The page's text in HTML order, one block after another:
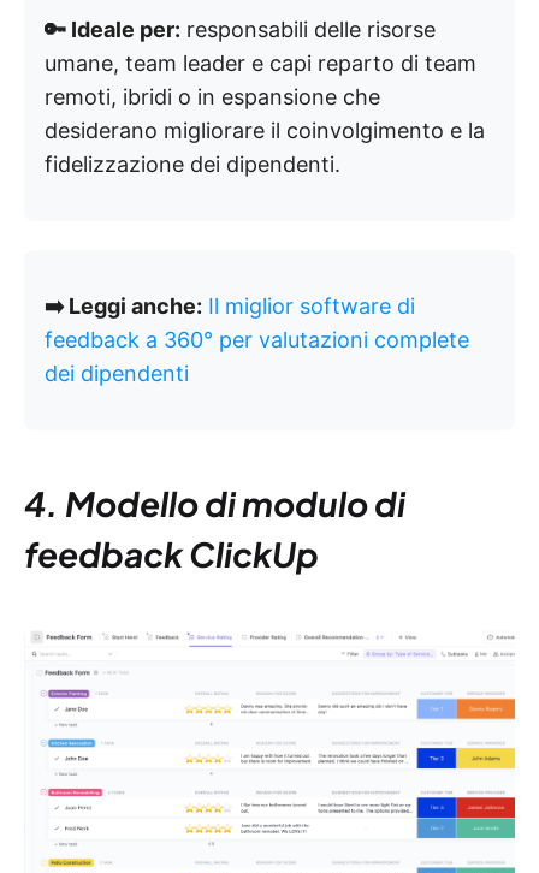
🔑 Ideale per: responsabili delle risorse
umane, team leader e capi reparto di team
remoti, ibridi o in espansione che
desiderano migliorare il coinvolgimento e la
fidelizzazione dei dipendenti.
➡️ Leggi anche: Il miglior software di
feedback a 360° per valutazioni complete
dei dipendenti
4. Modello di modulo di
feedback ClickUp